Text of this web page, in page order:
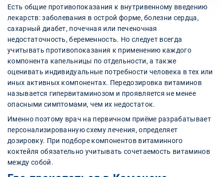
Есть общие противопоказания к внутривенному введению
лекарств: заболевания в острой форме, болезни сердца,
сахарный диабет, почечная или печеночная
недостаточность, беременность. Но следует всегда
учитывать противопоказания к применению каждого
компонента капельницы по отдельности, а также
оценивать индивидуальные потребности человека в тех или
иных активных компонентах. Передозировка витаминов
называется гипервитаминозом и проявляется не менее
опасными симптомами, чем их недостаток.
Именно поэтому врач на первичном приёме разрабатывает
персонализированную схему лечения, определяет
дозировку. При подборе компонентов витаминного
коктейля обязательно учитывать сочетаемость витаминов
между собой.